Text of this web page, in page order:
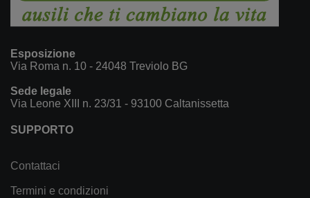
Esposizione
Via Roma n. 10 - 24048 Treviolo BG
Sede legale
Via Leone XIII n. 23/31 - 93100 Caltanissetta
SUPPORTO
Contattaci
Termini e condizioni